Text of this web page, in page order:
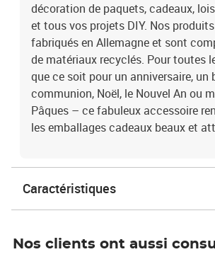
décoration de paquets, cadeaux,
et tous vos projets DIY. Nos
fabriqués en Allemagne et sont
de matériaux recyclés. Pour toutes
que ce soit pour un anniversaire, un
communion, Noël, le Nouvel An ou
Pâques – ce fabuleux accessoire
les emballages cadeaux beaux et
Caractéristiques
Nos clients ont aussi